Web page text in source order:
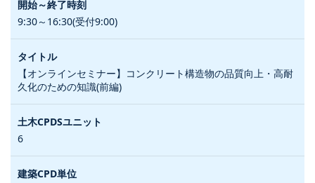
9:30～16:30(受付9:00)
【オンラインセミナー】コンクリート構造物の品質向上・高耐
久化のための知識(前編)
6